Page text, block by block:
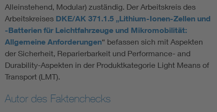
Alleinstehend, Modular) zuständig. Der Arbeitskreis des
Arbeitskreises DKE/AK 371.1.5 „Lithium-Ionen-Zellen und
-Batterien für Leichtfahrzeuge und Mikromobilität:
Allgemeine Anforderungen“ befassen sich mit Aspekten
der Sicherheit, Reparierbarkeit und Performance- and
Durability-Aspekten in der Produktkategorie Light Means of
Transport (LMT).
Autor des Faktenchecks